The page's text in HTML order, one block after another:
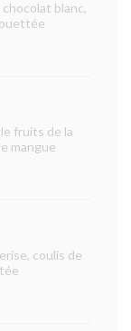
blanc,
fruits de la
mangue
coulis de